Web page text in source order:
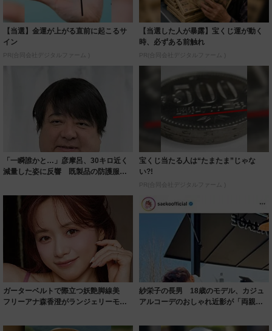
【当選】金運が上がる直前に起こるサ
イン
PR(合同会社デジタルファーム )
【当選した人が暴露】宝くじ運が動く
時、必ずある前触れ
PR(合同会社デジタルファーム )
「一瞬誰かと…」彦摩呂、30キロ近く
減量した姿に反響 既製品の防護服が
宝くじ当たる人は“たまたま”じゃな
い?!
PR(合同会社デジタルファーム )
ガーターベルトで際立つ妖艶脚線美
フリーアナ森香澄がランジェリーモデ
紗栄子の長男 18歳のモデル、カジュ
アルコーデのおしゃれ近影が「両親の